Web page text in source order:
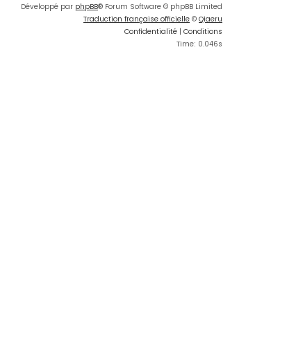
Développé par phpBB® Forum Software © phpBB Limited
Traduction française officielle © Qiaeru
Confidentialité | Conditions
Time: 0.046s